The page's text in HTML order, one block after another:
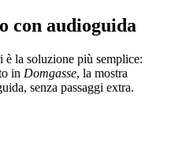
con audioguida
è la soluzione più semplice:
in Domgasse, la mostra
senza passaggi extra.